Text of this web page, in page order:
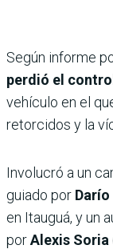
Según informe
perdió el
vehículo en el
retorcidos y la
Involucró a un
guiado por
en Itauguá, y un
porAlexis Soria